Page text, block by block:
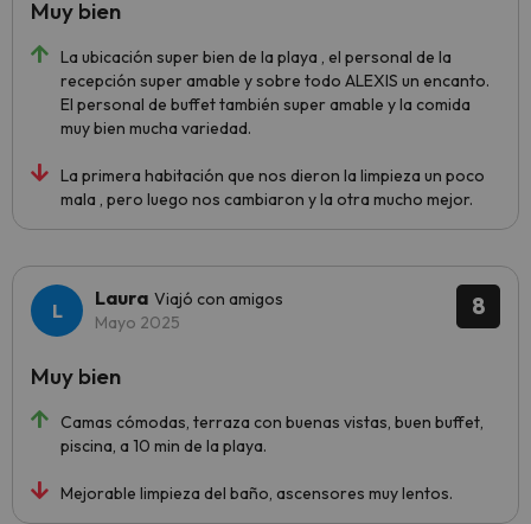
La ubicación super bien de la playa , el personal de la
recepción super amable y sobre todo ALEXIS un encanto.
El personal de buffet también super amable y la comida
muy bien mucha variedad.
La primera habitación que nos dieron la limpieza un poco
mala , pero luego nos cambiaron y la otra mucho mejor.
Muy bien
8
Laura Viajó con amigos
Mayo 2025
Camas cómodas, terraza con buenas vistas, buen buffet,
piscina, a 10 min de la playa.
Mejorable limpieza del baño, ascensores muy lentos.
Muy bien